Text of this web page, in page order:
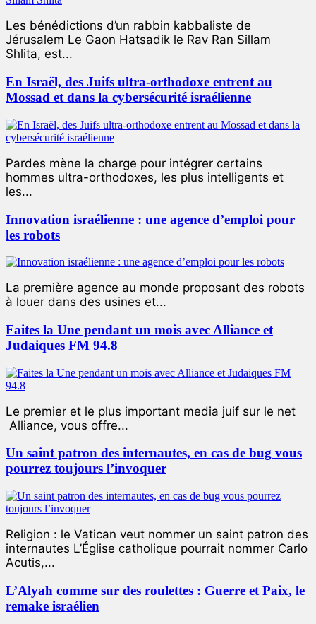
Les bénédictions d’un rabbin kabbaliste de
Jérusalem Le Gaon Hatsadik le Rav Ran Sillam
Shlita, est...
En Israël, des Juifs ultra-orthodoxe entrent au
Mossad et dans la cybersécurité israélienne
Pardes mène la charge pour intégrer certains
hommes ultra-orthodoxes, les plus intelligents et
les...
Innovation israélienne : une agence d’emploi pour
les robots
La première agence au monde proposant des robots
à louer dans des usines et...
Faites la Une pendant un mois avec Alliance et
Judaiques FM 94.8
Le premier et le plus important media juif sur le net
Alliance, vous offre...
Un saint patron des internautes, en cas de bug vous
pourrez toujours l’invoquer
Religion : le Vatican veut nommer un saint patron des
internautes L’Église catholique pourrait nommer Carlo
Acutis,...
L’Alyah comme sur des roulettes : Guerre et Paix, le
remake israélien